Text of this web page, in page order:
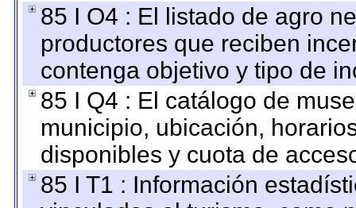
85 I O4 : El listado de agro
productores que reciben
contenga objetivo y tipo de
85 I Q4 : El catálogo de
municipio, ubicación,
disponibles y cuota de
85 I T1 : Información